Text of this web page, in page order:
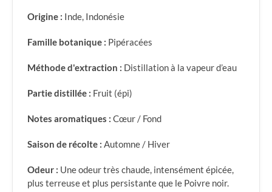
Origine : Inde, Indonésie
Famille botanique : Pipéracées
Méthode d'extraction : Distillation à la vapeur d’eau
Partie distillée : Fruit (épi)
Notes aromatiques : Cœur / Fond
Saison de récolte : Automne / Hiver
Odeur : Une odeur très chaude, intensément épicée,
plus terreuse et plus persistante que le Poivre noir.